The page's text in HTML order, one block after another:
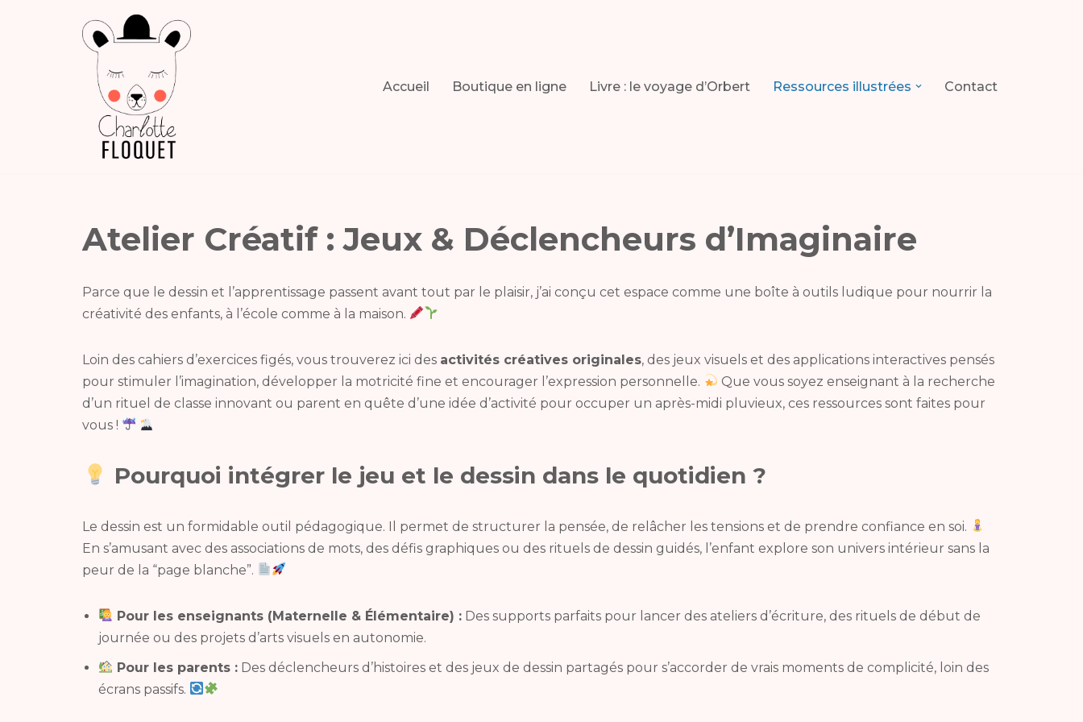
Accueil Boutique en ligne Livre : le voyage d’Orbert Ressources illustrées Contact
Atelier Créatif : Jeux & Déclencheurs d’Imaginaire
Parce que le dessin et l’apprentissage passent avant tout par le plaisir, j’ai conçu cet espace comme une boîte à outils ludique pour nourrir la
créativité des enfants, à l’école comme à la maison.
Loin des cahiers d’exercices figés, vous trouverez ici des activités créatives originales, des jeux visuels et des applications interactives pensés
pour stimuler l’imagination, développer la motricité fine et encourager l’expression personnelle.
Que vous soyez enseignant à la recherche
d’un rituel de classe innovant ou parent en quête d’une idée d’activité pour occuper un après-midi pluvieux, ces ressources sont faites pour
vous !
Pourquoi intégrer le jeu et le dessin dans le quotidien ?
Le dessin est un formidable outil pédagogique. Il permet de structurer la pensée, de relâcher les tensions et de prendre confiance en soi.
En s’amusant avec des associations de mots, des défis graphiques ou des rituels de dessin guidés, l’enfant explore son univers intérieur sans la
peur de la “page blanche”.
Pour les enseignants (Maternelle & Élémentaire) : Des supports parfaits pour lancer des ateliers d’écriture, des rituels de début de
journée ou des projets d’arts visuels en autonomie.
Pour les parents : Des déclencheurs d’histoires et des jeux de dessin partagés pour s’accorder de vrais moments de complicité, loin des
écrans passifs.